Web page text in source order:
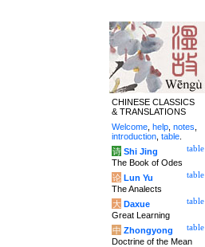
CHINESE CLASSICS
& TRANSLATIONS
Welcome help notes
introduction table
table
诗 Shi Jing
The Book of Odes
table
论 Lun Yu
The Analects
table
大 Daxue
Great Learning
table
中 Zhongyong
Doctrine of the Mean